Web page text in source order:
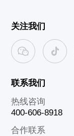
关注我们
联系我们
热线咨询
400-606-8918
合作联系